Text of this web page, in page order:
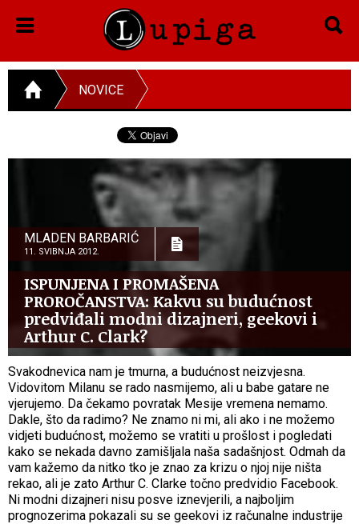
NOVICE
MLADEN BARBARIĆ
11. SVIBNJA 2012.
ISPUNJENA I PROMAŠENA
PROROČANSTVA: Kakvu su budućnost
predviđali modni dizajneri, geekovi i
Arthur C. Clark?
Svakodnevica nam je tmurna, a budućnost neizvjesna.
Vidovitom Milanu se rado nasmijemo, ali u babe gatare ne
vjerujemo. Da čekamo povratak Mesije vremena nemamo.
Dakle, što da radimo? Ne znamo ni mi, ali ako i ne možemo
vidjeti budućnost, možemo se vratiti u prošlost i pogledati
kako se nekada davno zamišljala naša sadašnjost. Odmah da
vam kažemo da nitko tko je znao za krizu o njoj nije ništa
rekao, ali je zato Arthur C. Clarke točno predvidio Facebook.
Ni modni dizajneri nisu posve iznevjerili, a najboljim
prognozerima pokazali su se geekovi iz računalne industrije